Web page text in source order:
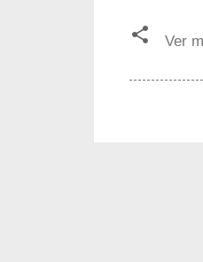
Ver